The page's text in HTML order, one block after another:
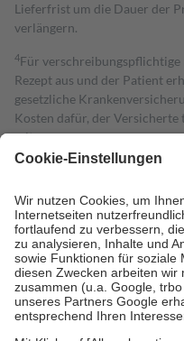
Lieferfrist um die Dauer der
verlängern.
4Für
Rezept aus und der Patient
gesetzliche
Kosten dafür, der Versicherte
mit.
Grundsätzlich leisten
höchstens zehn Euro.
Es sind
Kosten der Leistung zu
Diese Regeln gelten
Bei Heilmitteln und
Zuzahlung zehn Prozent der
Verordnung.
Um das Engagement der
stärken und die besondere